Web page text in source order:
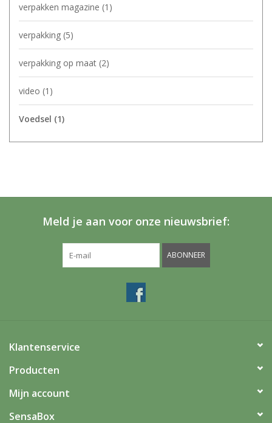
verpakken magazine (1)
verpakking (5)
verpakking op maat (2)
video (1)
Voedsel (1)
Meld je aan voor onze nieuwsbrief:
ABONNEER
Klantenservice
Producten
Mijn account
SensaBox